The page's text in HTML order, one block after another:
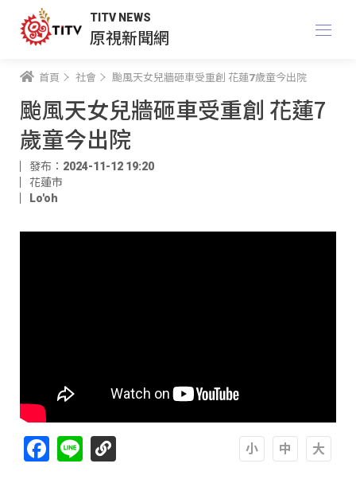
TITV NEWS
原視新聞網
首頁 社會 颱風天女兒牆砸車受重創 花蓮7歲童今出院
颱風天女兒牆砸車受重創 花蓮7
歲童今出院
發布：2024-11-12 19:20
花蓮市
Lo'oh
Facebook
Line